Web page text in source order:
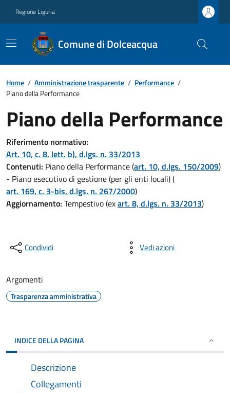
Regione Liguria
Comune di Dolceacqua
Home / Amministrazione trasparente / Performance /
Piano della Performance
Piano della Performance
Riferimento normativo:
Art. 10, c. 8, lett. b), d.lgs. n. 33/2013
Contenuti: Piano della Performance (art. 10, d.lgs. 150/2009)
- Piano esecutivo di gestione (per gli enti locali) (
art. 169, c. 3-bis, d.lgs. n. 267/2000)
Aggiornamento: Tempestivo (exart. 8, d.lgs. n. 33/2013)
Condividi Vedi azioni
Argomenti
Trasparenza amministrativa
INDICE DELLA PAGINA
Descrizione
Collegamenti